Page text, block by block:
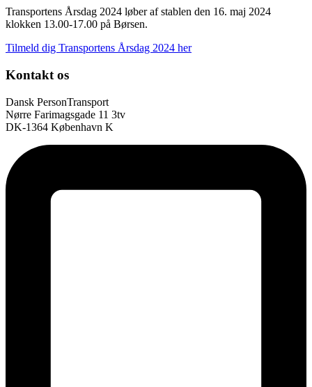
Transportens Årsdag 2024 løber af stablen den 16. maj 2024
klokken 13.00-17.00 på Børsen.
Tilmeld dig Transportens Årsdag 2024 her
Kontakt os
Dansk PersonTransport
Nørre Farimagsgade 11 3tv
DK-1364 København K